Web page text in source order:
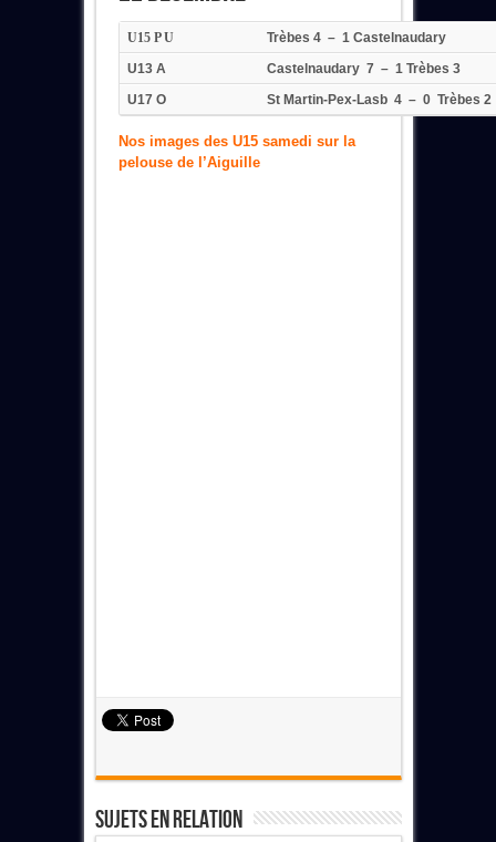
U15 P U
Trèbes 4 – 1 Castelnaudary
U13 A
Castelnaudary 7 – 1 Trèbes 3
U17 O
St Martin-Pex-Lasb 4 – 0 Trèbes 2
Nos images des U15 samedi sur la
pelouse de l’Aiguille
Sujets En Relation